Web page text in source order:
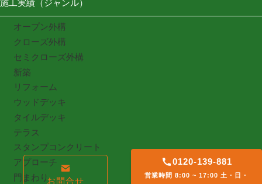
施工実績（ジャンル）
オープン外構
クローズ外構
セミクローズ外構
新築
リフォーム
ウッドデッキ
タイルデッキ
テラス
スタンプコンクリート
アプローチ
門まわりお問合せ
0120-139-881
営業時間 8:00 ~ 17:00 土・日・